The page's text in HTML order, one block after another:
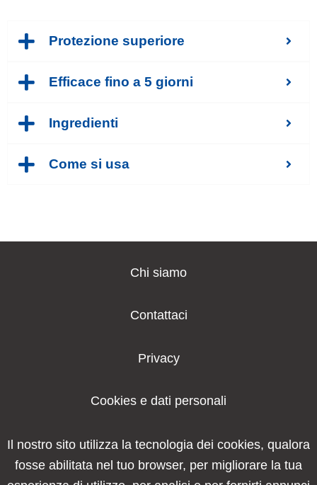
Protezione superiore
Efficace fino a 5 giorni
Ingredienti
Come si usa
Chi siamo
Contattaci
Privacy
Cookies e dati personali
Il nostro sito utilizza la tecnologia dei cookies, qualora
fosse abilitata nel tuo browser, per migliorare la tua